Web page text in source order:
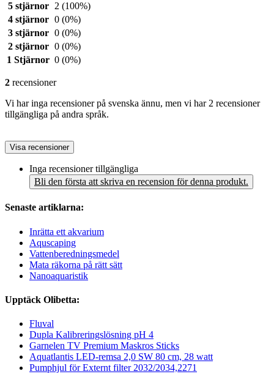
5 stjärnor
2 (100%)
4 stjärnor 0 (0%)
3 stjärnor 0 (0%)
2 stjärnor 0 (0%)
1 Stjärnor 0 (0%)
2 recensioner
Vi har inga recensioner på svenska ännu, men vi har 2 recensioner
tillgängliga på andra språk.
Visa recensioner
Inga recensioner tillgängliga
Bli den första att skriva en recension för denna produkt.
Senaste artiklarna:
Inrätta ett akvarium
Aquscaping
Vattenberedningsmedel
Mata räkorna på rätt sätt
Nanoaquaristik
Upptäck Olibetta:
Fluval
Dupla Kalibreringslösning pH 4
Garnelen TV Premium Maskros Sticks
Aquatlantis LED-remsa 2,0 SW 80 cm, 28 watt
Pumphjul för Externt filter 2032/2034,2271